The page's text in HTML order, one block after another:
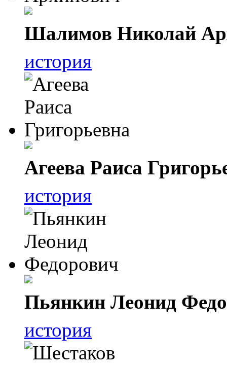
Шалимов Николай
история
Агеева Раиса
история
Пьянкин Леонид
история